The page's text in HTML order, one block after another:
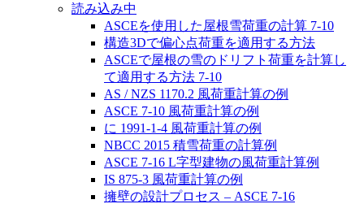
読み込み中
ASCEを使用した屋根雪荷重の計算 7-10
構造3Dで偏心点荷重を適用する方法
ASCEで屋根の雪のドリフト荷重を計算し
て適用する方法 7-10
AS / NZS 1170.2 風荷重計算の例
ASCE 7-10 風荷重計算の例
に 1991-1-4 風荷重計算の例
NBCC 2015 積雪荷重の計算例
ASCE 7-16 L字型建物の風荷重計算例
IS 875-3 風荷重計算の例
擁壁の設計プロセス – ASCE 7-16